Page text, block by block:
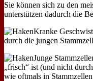
Sie können sich zu den
unterstützen dadurch die
Kranke
durch die jungen
Junge
„frisch“ ist (und nicht
wie oftmals in